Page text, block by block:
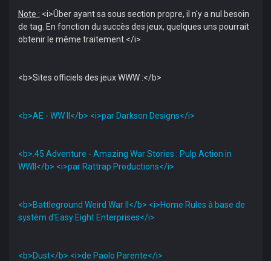
Note : <i>Über ayant sa sous section propre, il n'y a nul besoin
de tag. En fonction du succès des jeux, quelques uns pourrait
obtenir le même traitement.</i>
<b>Sites officiels des jeux WWW :</b>
<b>AE - WW II</b> <i>par Darkson Designs</i>
<b>.45 Adventure - Amazing War Stories : Pulp Action in
WWII</b> <i>par Rattrap Productions</i>
<b>Battleground Weird War II</b> <i>Home Rules à base de
systèm d'Easy Eight Enterprises</i>
<b>Dust</b> <i>de Paolo Parente</i>